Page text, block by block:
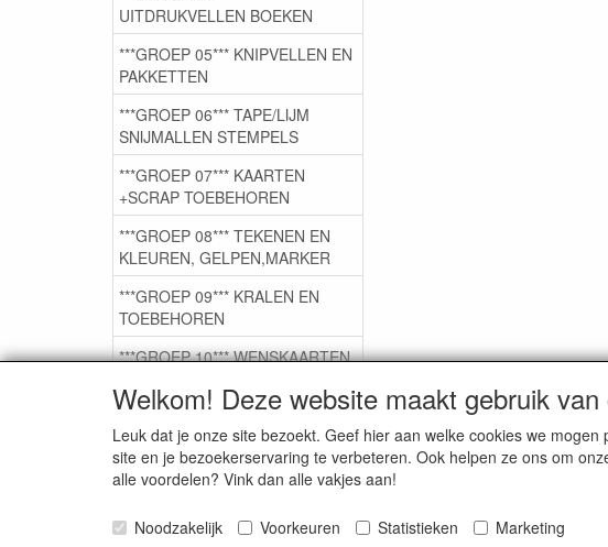
Welkom! Deze website maakt gebruik van
Leuk dat je onze site bezoekt. Geef hier aan welke cookies we
site en je bezoekerservaring te verbeteren. Ook helpen ze ons om
alle voordelen? Vink dan alle vakjes aan!
Noodzakelijk Voorkeuren Statistieken Marketing
UITDRUKVELLEN BOEKEN
***GROEP 05*** KNIPVELLEN EN
PAKKETTEN
***GROEP 06*** TAPE/LIJM
SNIJMALLEN STEMPELS
***GROEP 07*** KAARTEN
+SCRAP TOEBEHOREN
***GROEP 08*** TEKENEN EN
KLEUREN, GELPEN,MARKER
***GROEP 09*** KRALEN EN
TOEBEHOREN
***GROEP 10*** WENSKAARTEN
Service
Artikelgroepen